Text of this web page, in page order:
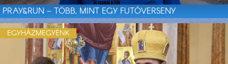
PRAY&RUN – TÖBB, MINT EGY FUTÓVERSENY
EGYHÁZMEGYÉNK